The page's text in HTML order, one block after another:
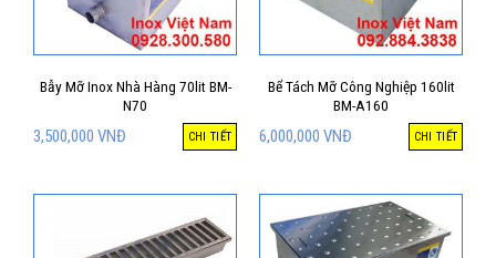
Bẫy Mỡ Inox Nhà Hàng 70lit BM-
N70
3,500,000 VNĐ CHI TIẾT
Bể Tách Mỡ Công Nghiệp 160lit
BM-A160
6,000,000 VNĐ CHI TIẾT